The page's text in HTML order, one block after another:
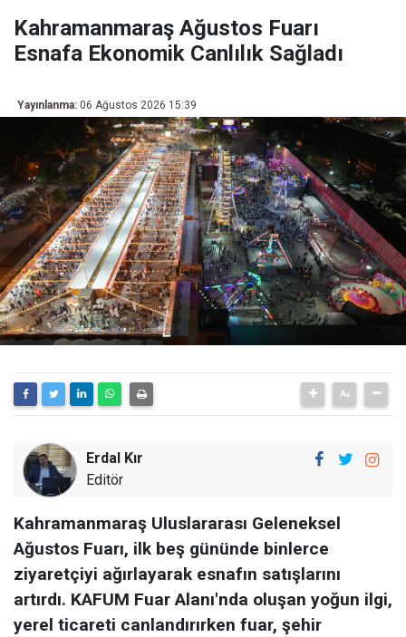
Kahramanmaraş Ağustos Fuarı
Esnafa Ekonomik Canlılık Sağladı
Yayınlanma: 06 Ağustos 2026 15:39
Erdal Kır
Editör
Kahramanmaraş Uluslararası Geleneksel
Ağustos Fuarı, ilk beş gününde binlerce
ziyaretçiyi ağırlayarak esnafın satışlarını
artırdı. KAFUM Fuar Alanı'nda oluşan yoğun ilgi,
yerel ticareti canlandırırken fuar, şehir